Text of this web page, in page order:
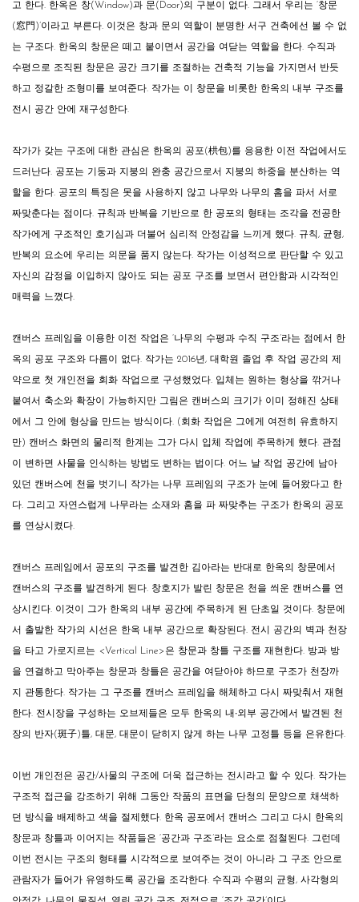
고 한다. 한옥은 창(Window)과 문(Door)의 구분이 없다. 그래서 우리는 ‘창문
(窓門)’이라고 부른다. 이것은 창과 문의 역할이 분명한 서구 건축에선 볼 수 없
는 구조다. 한옥의 창문은 떼고 붙이면서 공간을 여닫는 역할을 한다. 수직과
수평으로 조직된 창문은 공간 크기를 조절하는 건축적 기능을 가지면서 반듯
하고 정갈한 조형미를 보여준다. 작가는 이 창문을 비롯한 한옥의 내부 구조를
전시 공간 안에 재구성한다.
작가가 갖는 구조에 대한 관심은 한옥의 공포(栱包)를 응용한 이전 작업에서도
드러난다. 공포는 기둥과 지붕의 완충 공간으로서 지붕의 하중을 분산하는 역
할을 한다. 공포의 특징은 못을 사용하지 않고 나무와 나무의 홈을 파서 서로
짜맞춘다는 점이다. 규칙과 반복을 기반으로 한 공포의 형태는 조각을 전공한
작가에게 구조적인 호기심과 더불어 심리적 안정감을 느끼게 했다. 규칙, 균형,
반복의 요소에 우리는 의문을 품지 않는다. 작가는 이성적으로 판단할 수 있고
자신의 감정을 이입하지 않아도 되는 공포 구조를 보면서 편안함과 시각적인
매력을 느꼈다.
캔버스 프레임을 이용한 이전 작업은 ‘나무의 수평과 수직 구조’라는 점에서 한
옥의 공포 구조와 다름이 없다. 작가는 2016년, 대학원 졸업 후 작업 공간의 제
약으로 첫 개인전을 회화 작업으로 구성했었다. 입체는 원하는 형상을 깎거나
붙여서 축소와 확장이 가능하지만 그림은 캔버스의 크기가 이미 정해진 상태
에서 그 안에 형상을 만드는 방식이다. (회화 작업은 그에게 여전히 유효하지
만) 캔버스 화면의 물리적 한계는 그가 다시 입체 작업에 주목하게 했다. 관점
이 변하면 사물을 인식하는 방법도 변하는 법이다. 어느 날 작업 공간에 남아
있던 캔버스에 천을 벗기니 작가는 나무 프레임의 구조가 눈에 들어왔다고 한
다. 그리고 자연스럽게 나무라는 소재와 홈을 파 짜맞추는 구조가 한옥의 공포
를 연상시켰다.
캔버스 프레임에서 공포의 구조를 발견한 김아라는 반대로 한옥의 창문에서
캔버스의 구조를 발견하게 된다. 창호지가 발린 창문은 천을 씌운 캔버스를 연
상시킨다. 이것이 그가 한옥의 내부 공간에 주목하게 된 단초일 것이다. 창문에
서 출발한 작가의 시선은 한옥 내부 공간으로 확장된다. 전시 공간의 벽과 천장
을 타고 가로지르는 <Vertical Line> 은 창문과 창틀 구조를 재현한다. 방과 방
을 연결하고 막아주는 창문과 창틀은 공간을 여닫아야 하므로 구조가 천장까
지 관통한다. 작가는 그 구조를 캔버스 프레임을 해체하고 다시 짜맞춰서 재현
한다. 전시장을 구성하는 오브제들은 모두 한옥의 내∙외부 공간에서 발견된 천
장의 반자(斑子)틀, 대문, 대문이 닫히지 않게 하는 나무 고정틀 등을 은유한다.
이번 개인전은 공간/사물의 구조에 더욱 접근하는 전시라고 할 수 있다. 작가는
구조적 접근을 강조하기 위해 그동안 작품의 표면을 단청의 문양으로 채색하
던 방식을 배제하고 색을 절제했다. 한옥 공포에서 캔버스 그리고 다시 한옥의
창문과 창틀과 이어지는 작품들은 ‘공간과 구조’라는 요소로 점철된다. 그런데
이번 전시는 구조의 형태를 시각적으로 보여주는 것이 아니라 그 구조 안으로
관람자가 들어가 유영하도록 공간을 조각한다. 수직과 수평의 균형, 사각형의